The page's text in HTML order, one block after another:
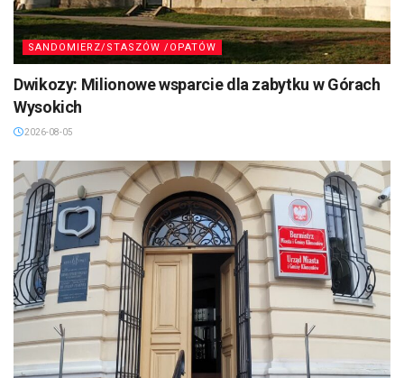
SANDOMIERZ/STASZÓW /OPATÓW
Dwikozy: Milionowe wsparcie dla zabytku w Górach
Wysokich
2026-08-05